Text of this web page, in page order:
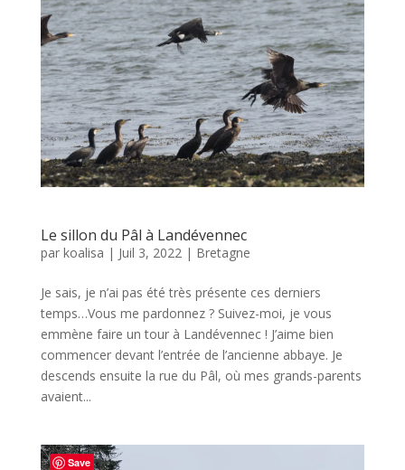
Le sillon du Pâl à Landévennec
par koalisa | Juil 3, 2022| Bretagne
Je sais, je n’ai pas été très présente ces derniers
temps…Vous me pardonnez ? Suivez-moi, je vous
emmène faire un tour à Landévennec ! J’aime bien
commencer devant l’entrée de l’ancienne abbaye. Je
descends ensuite la rue du Pâl, où mes grands-parents
avaient...
Save